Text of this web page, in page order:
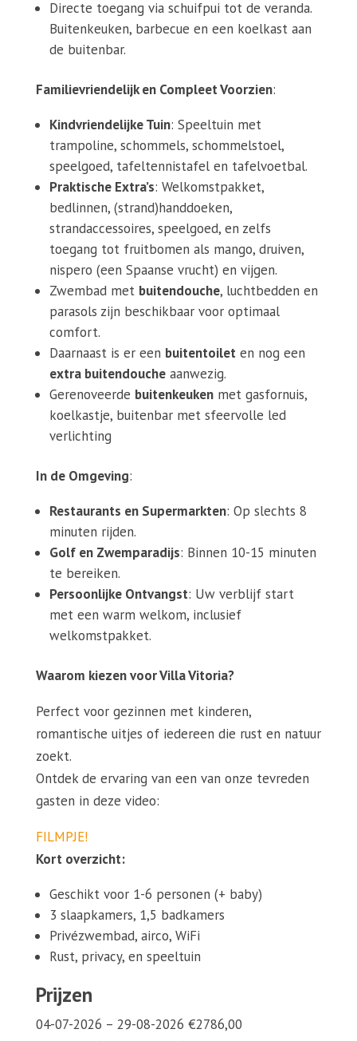
Directe toegang via schuifpui tot de veranda.
Buitenkeuken, barbecue en een koelkast aan
de buitenbar.
Familievriendelijk en Compleet Voorzien:
Kindvriendelijke Tuin: Speeltuin met
trampoline, schommels, schommelstoel,
speelgoed, tafeltennistafel en tafelvoetbal.
Praktische Extra’s: Welkomstpakket,
bedlinnen, (strand)handdoeken,
strandaccessoires, speelgoed, en zelfs
toegang tot fruitbomen als mango, druiven,
nispero (een Spaanse vrucht) en vijgen.
Zwembad met buitendouche, luchtbedden en
parasols zijn beschikbaar voor optimaal
comfort.
Daarnaast is er een buitentoileten nog een
extra buitendoucheaanwezig.
Gerenoveerde buitenkeukenmet gasfornuis,
koelkastje, buitenbar met sfeervolle led
verlichting
In de Omgeving:
Restaurants en Supermarkten: Op slechts 8
minuten rijden.
Golf en Zwemparadijs: Binnen 10-15 minuten
te bereiken.
Persoonlijke Ontvangst: Uw verblijf start
met een warm welkom, inclusief
welkomstpakket.
Waarom kiezen voor Villa Vitoria?
Perfect voor gezinnen met kinderen,
romantische uitjes of iedereen die rust en natuur
zoekt.
Ontdek de ervaring van een van onze tevreden
gasten in deze video:
FILMPJE!
Kort overzicht:
Geschikt voor 1-6 personen (+ baby)
3 slaapkamers, 1,5 badkamers
Privézwembad, airco, WiFi
Rust, privacy, en speeltuin
Prijzen
04-07-2026 – 29-08-2026 €2786,00